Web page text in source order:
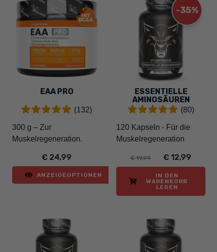
EAA PRO
(132)
300 g – Zur
Muskelregeneration.
€ 24,99
ANZEIGEOPTIONEN
-35%
ESSENTIELLE
AMINOSÄUREN
(80)
120 Kapseln - Für die
Muskelregeneration
€ 19,99 € 12,99
IN DEN
WARENKORB
LEGEN